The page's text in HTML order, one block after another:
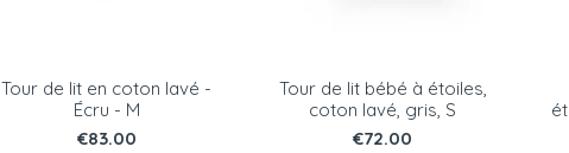
Tour de lit en coton lavé -
Écru - M
Price
€83.00
Tour de lit bébé à étoiles,
coton lavé, gris, S
Price
€72.00